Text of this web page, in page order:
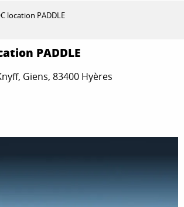
location PADDLE
PADDLE
Giens, 83400 Hyères
aux favoris